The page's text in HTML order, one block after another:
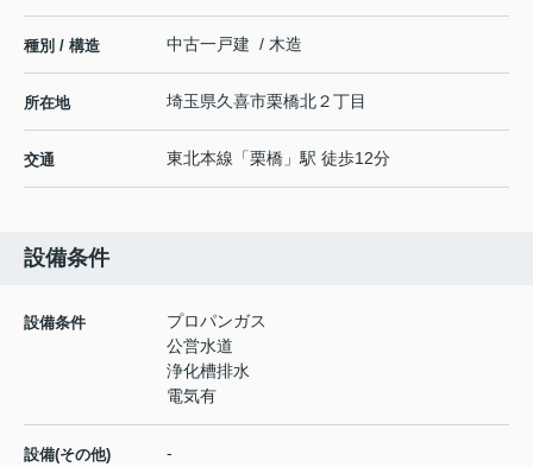
種別 / 構造 中古一戸建 / 木造
所在地 埼玉県久喜市栗橋北２丁目
交通 東北本線 「栗橋 」駅 徒歩12分
設備条件
設備条件
プロパンガス
公営水道
浄化槽排水
電気有
設備(その他) -